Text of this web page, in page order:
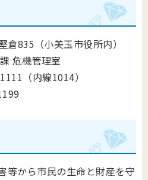
（小美玉市役所内）
機管理室
内線1014）
等から市民の生命と財産を守